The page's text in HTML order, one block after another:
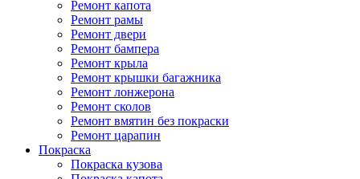
Ремонт капота
Ремонт рамы
Ремонт двери
Ремонт бампера
Ремонт крыла
Ремонт крышки багажника
Ремонт лонжерона
Ремонт сколов
Ремонт вмятин без покраски
Ремонт царапин
Покраска
Покраска кузова